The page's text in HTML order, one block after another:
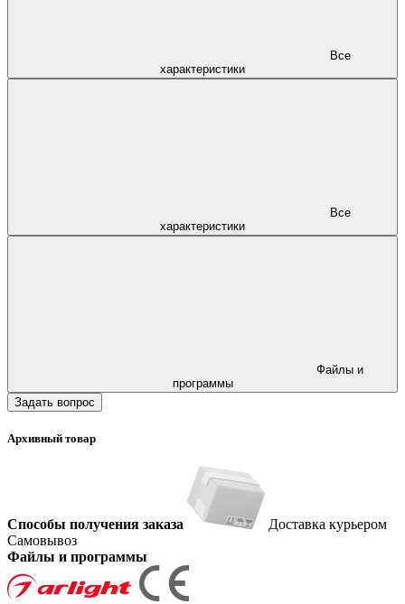
характеристики
характеристики
программы
Задать вопрос
Архивный товар
Способы получения заказа
Доставка курьером
Самовывоз
Файлы и программы